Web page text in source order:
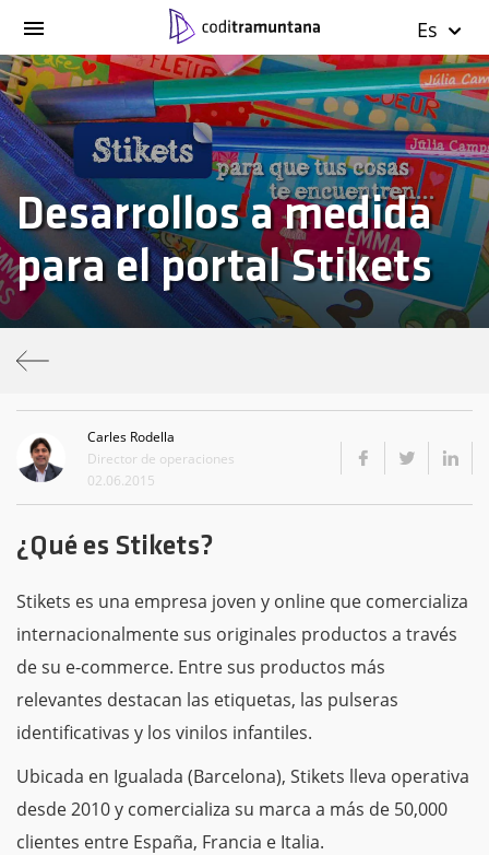
Es
Desarrollos a medida
para el portal Stikets
Carles Rodella
Director de operaciones
02.06.2015
¿Qué es Stikets?
Stikets es una empresa joven y online que comercializa
internacionalmente sus originales productos a través
de su e-commerce. Entre sus productos más
relevantes destacan las etiquetas, las pulseras
identificativas y los vinilos infantiles.
Ubicada en Igualada (Barcelona), Stikets lleva operativa
desde 2010 y comercializa su marca a más de 50,000
clientes entre España, Francia e Italia.